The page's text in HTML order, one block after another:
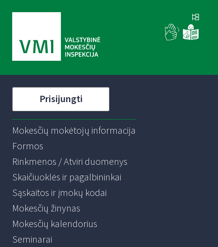
Prisijungti
Mokesčių mokėtojų informacija
Formos
Rinkmenos / Atviri duomenys
Skaičiuoklės ir pagalbininkai
Sąskaitos ir įmokų kodai
Mokesčių žinynas
Mokesčių kalendorius
Seminarai